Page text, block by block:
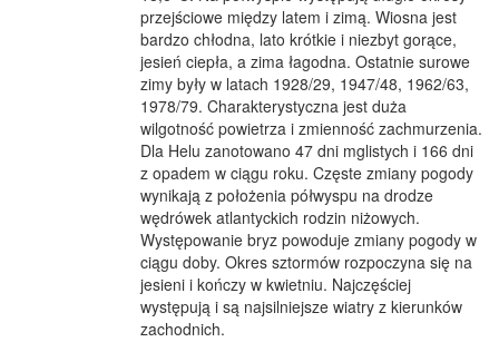
przejściowe między latem i zimą. Wiosna jest
bardzo chłodna, lato krótkie i niezbyt gorące,
jesień ciepła, a zima łagodna. Ostatnie surowe
zimy były w latach 1928/29, 1947/48, 1962/63,
1978/79. Charakterystyczna jest duża
wilgotność powietrza i zmienność zachmurzenia.
Dla Helu zanotowano 47 dni mglistych i 166 dni
z opadem w ciągu roku. Częste zmiany pogody
wynikają z położenia półwyspu na drodze
wędrówek atlantyckich rodzin niżowych.
Występowanie bryz powoduje zmiany pogody w
ciągu doby. Okres sztormów rozpoczyna się na
jesieni i kończy w kwietniu. Najczęściej
występują i są najsilniejsze wiatry z kierunków
zachodnich.